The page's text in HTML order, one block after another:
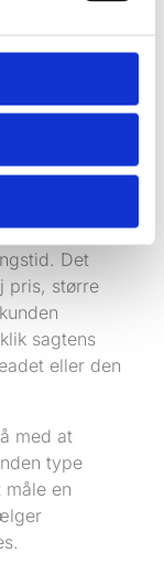
søgning bliver
har ofte høj
Det
pris, større
sagtens
eller den
med at
type
en